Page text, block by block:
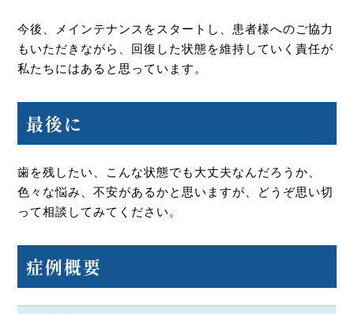
今後、メインテナンスをスタートし、患者様へのご協力
もいただきながら、回復した状態を維持していく責任が
私たちにはあると思っています。
最後に
歯を残したい、こんな状態でも大丈夫なんだろうか、
色々な悩み、不安があるかと思いますが、どうぞ思い切
って相談してみてください。
症例概要